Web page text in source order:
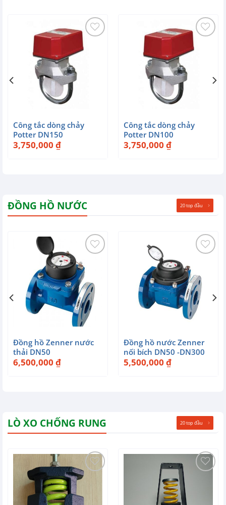
Công tắc dòng chảy
Potter DN150
3,750,000 ₫
Công tắc dòng chảy
Potter DN100
3,750,000 ₫
ĐỒNG HỒ NƯỚC 20 top đầu
Đồng hồ Zenner nước
thải DN50
6,500,000 ₫
Đồng hồ nước Zenner
nối bích DN50 -DN300
5,500,000 ₫
LÒ XO CHỐNG RUNG 20 top đầu